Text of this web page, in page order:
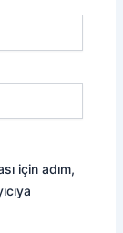
için adım,